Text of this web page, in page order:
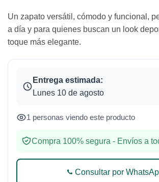
Un zapato versátil, cómodo y funcional,
a día y para quienes buscan un look
toque más elegante.
Entrega estimada:
Lunes 10 de agosto
1 personas viendo este producto
Compra 100% segura - Envíos a
Consultar por